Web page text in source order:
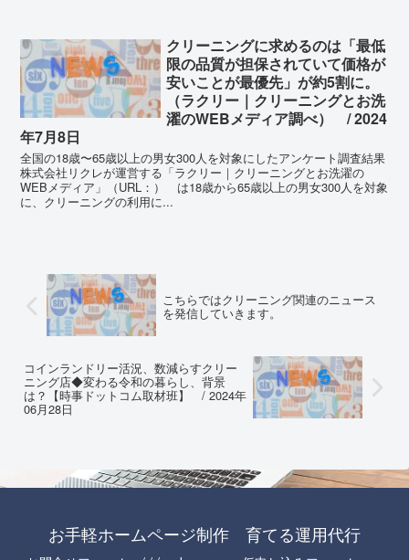
クリーニングに求めるのは「最低
限の品質が担保されていて価格が
安いことが最優先」が約5割に。
（ラクリー｜クリーニングとお洗
濯のWEBメディア調べ） / 2024
年7月8日
全国の18歳〜65歳以上の男女300人を対象にしたアンケート調査結果
株式会社リクレが運営する「ラクリー｜クリーニングとお洗濯の
WEBメディア」（URL：） は18歳から65歳以上の男女300人を対象
に、クリーニングの利用に...
こちらではクリーニング関連のニュース
を発信していきます。
コインランドリー活況、数減らすクリー
ニング店◆変わる令和の暮らし、背景
は？【時事ドットコム取材班】 / 2024年
06月28日
お手軽ホームページ制作 育てる運用代行